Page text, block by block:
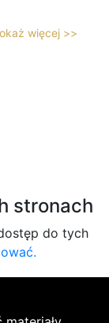
więcej >>
stronach
do tych